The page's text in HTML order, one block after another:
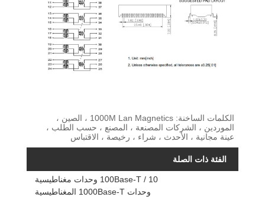
الكلمات الساخنة: 1000M Lan Magnetics ، الصين ،
الموردين ، الشركات المصنعة ، المصنع ، حسب الطلب ،
عينة مجانية ، الأحدث ، شراء ، رخيصة ، الاقتباس
الفئة ذات الصلة
10 / 100Base-T وحدات مغناطيسية
وحدات 1000Base-T المغناطيسية